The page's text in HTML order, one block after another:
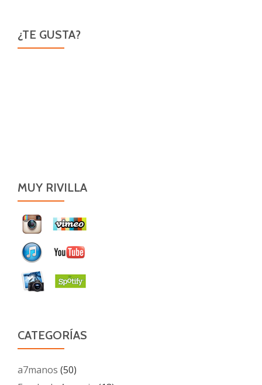
¿TE GUSTA?
MUY RIVILLA
CATEGORÍAS
a7manos (50)